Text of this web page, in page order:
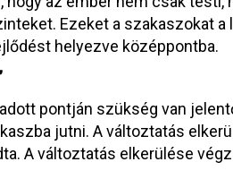
Ezeket a szakaszokat
helyezve középpontba.
pontján szükség van
jutni. A változtatás
A változtatás elkerülése